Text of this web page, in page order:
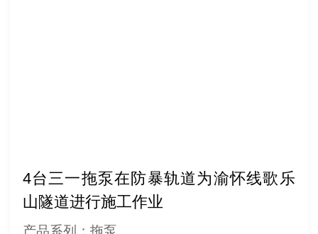
4台三一拖泵在防暴轨道为渝怀线歌乐
山隧道进行施工作业
产品系列：拖泵